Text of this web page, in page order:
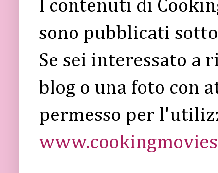
I contenuti di
sono pubblicati
Se sei interessato a
blog o una foto con
permesso per